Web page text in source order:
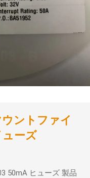
ウントファイ
ーズ
50mA ヒューズ 製品